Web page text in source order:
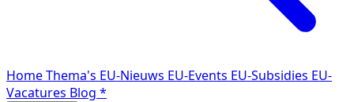
HomeThema's EU-Nieuws EU-Events EU-Subsidies EU-
Vacatures Blog *